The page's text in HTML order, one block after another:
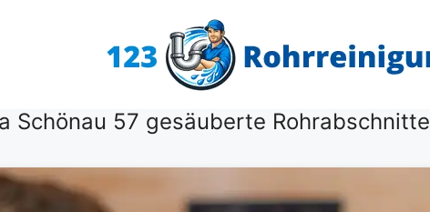
Schönau 57 gesäuberte Rohrabschnitte